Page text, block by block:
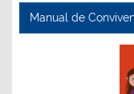
Manual de